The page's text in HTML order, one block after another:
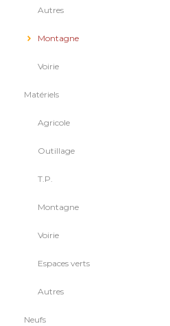
Autres
Montagne
Voirie
Matériels
Agricole
Outillage
T.P.
Montagne
Voirie
Espaces verts
Autres
Neufs